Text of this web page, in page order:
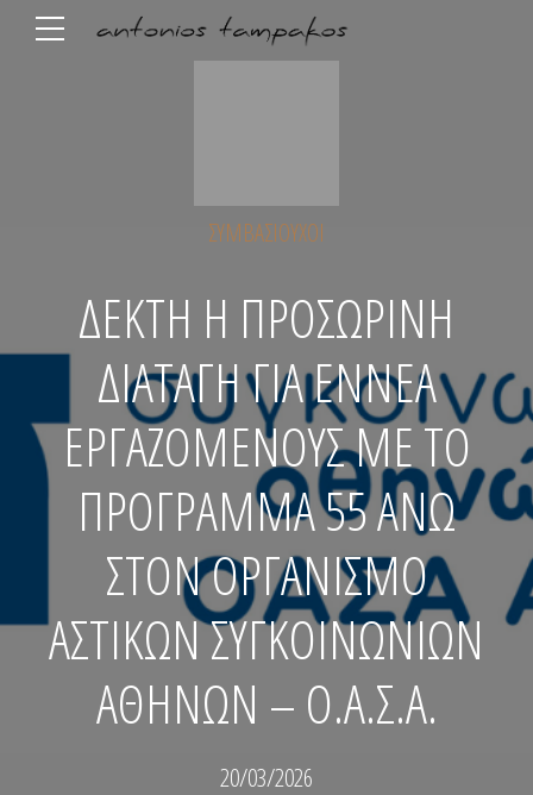
ΣΥΜΒΑΣΙΟΎΧΟΙ
ΔΕΚΤΗ Η ΠΡΟΣΩΡΙΝΗ
ΔΙΑΤΑΓΗ ΓΙΑ ΕΝΝΕΑ
ΕΡΓΑΖΟΜΕΝΟΥΣ ΜΕ ΤΟ
ΠΡΟΓΡΑΜΜΑ 55 ΑΝΩ
ΣΤΟΝ ΟΡΓΑΝΙΣΜΟ
ΑΣΤΙΚΩΝ ΣΥΓΚΟΙΝΩΝΙΩΝ
ΑΘΗΝΩΝ – Ο.Α.Σ.Α.
20/03/2026